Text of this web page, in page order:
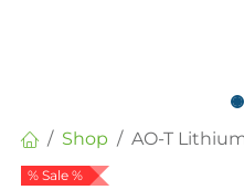
Shop AO-T
% Sale %